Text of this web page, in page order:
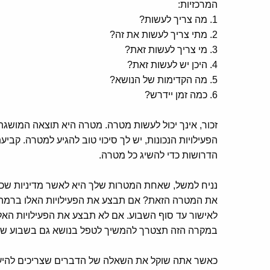
המרכזיות:
1. מה צריך לעשות?
2. מתי צריך לעשות את זה?
3. מי צריך לעשות זאת?
4. היכן יש לעשות זאת?
5. מה הקדימות של הנושא?
6. כמה זמן יידרש?
זכור, אינך יכול לעשות מטרה. מטרה היא תוצאה
הפעילויות הנכונות, יש לך סיכוי טוב להגיע למטרה.
הדרושות כדי להשיג כל מטרה.
נניח למשל, שאחת המטרות שלך היא לאשר מדיניות
את המטרה הזאת? אם תבצע את הפעילויות האלו
לאישור עד סוף השבוע. אם לא תבצע את הפעילויות
במקרה הזה תצטרך להמשיך לטפל בנושא גם בשבוע
כאשר אתה שוקל את השאלה של הדברים שצריכים